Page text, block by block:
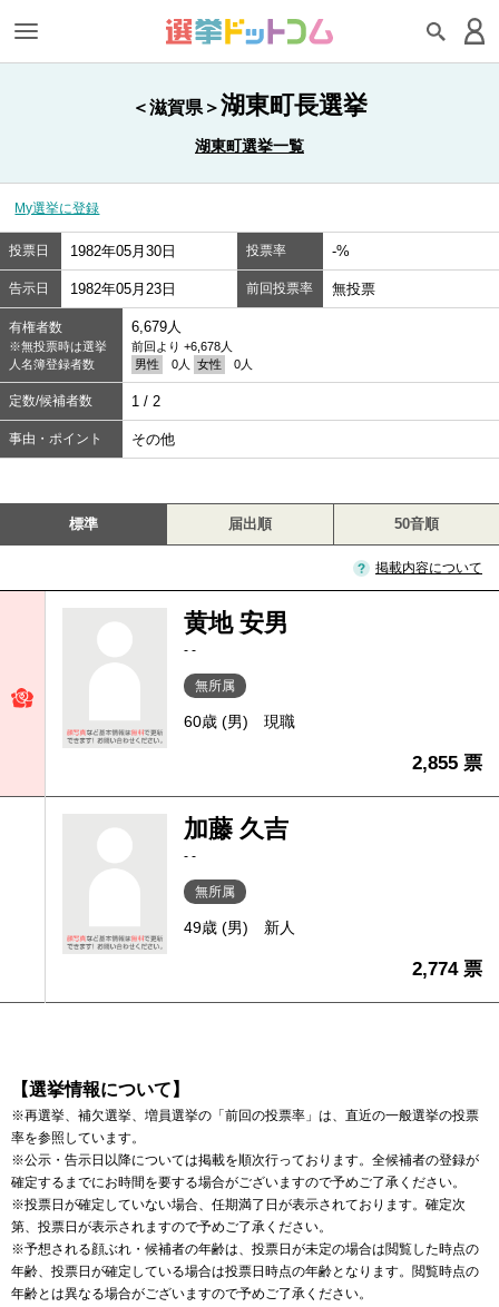
＜滋賀県＞湖東町長選挙
湖東町選挙一覧
My選挙に登録
投票日 1982年05月30日 投票率 -%
告示日 1982年05月23日 前回投票率 無投票
有権者数
※無投票時は選挙
人名簿登録者数
6,679人
前回より +6,678人
男性
0人 女性 0人
定数/候補者数 1 / 2
事由・ポイント その他
標準 届出順 50音順
掲載内容について
黄地 安男
- -
無所属
60歳 (男) 現職
2,855 票
加藤 久吉
- -
無所属
49歳 (男) 新人
2,774 票
【選挙情報について】
※再選挙、補欠選挙、増員選挙の「前回の投票率」は、直近の一般選挙の投票
率を参照しています。
※公示・告示日以降については掲載を順次行っております。全候補者の登録が
確定するまでにお時間を要する場合がございますので予めご了承ください。
※投票日が確定していない場合、任期満了日が表示されております。確定次
第、投票日が表示されますので予めご了承ください。
※予想される顔ぶれ・候補者の年齢は、投票日が未定の場合は閲覧した時点の
年齢、投票日が確定している場合は投票日時点の年齢となります。閲覧時点の
年齢とは異なる場合がございますので予めご了承ください。